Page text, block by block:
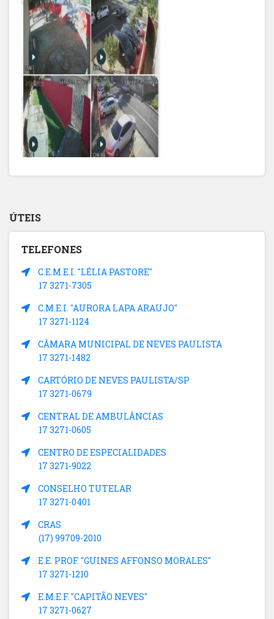
ÚTEIS
TELEFONES
C.E.M.E.I. "LÉLIA PASTORE"
17 3271-7305
C.M.E.I. "AURORA LAPA ARAUJO"
17 3271-1124
CÂMARA MUNICIPAL DE NEVES PAULISTA
17 3271-1482
CARTÓRIO DE NEVES PAULISTA/SP
17 3271-0679
CENTRAL DE AMBULÂNCIAS
17 3271-0605
CENTRO DE ESPECIALIDADES
17 3271-9022
CONSELHO TUTELAR
17 3271-0401
CRAS
(17) 99709-2010
E.E. PROF. "GUINES AFFONSO MORALES"
17 3271-1210
E.M.E.F. "CAPITÃO NEVES"
17 3271-0627